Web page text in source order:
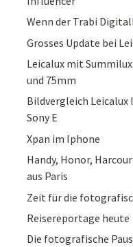
Wenn der Trabi
Grosses Update bei
Leicalux mit
und 75mm
Bildvergleich Leicalux
Sony E
Xpan im Iphone
Handy, Honor,
aus Paris
Zeit für die
Reisereportage heute
Die fotografische